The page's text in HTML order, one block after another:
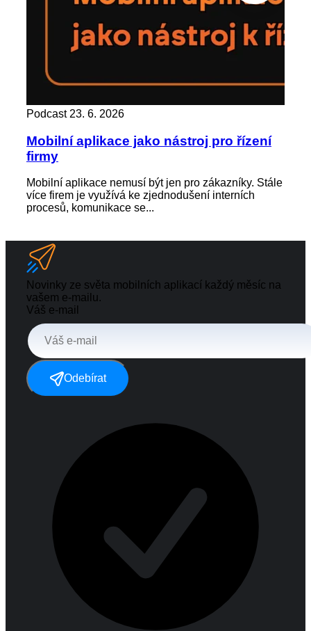
Podcast 23. 6. 2026
Mobilní aplikace jako nástroj pro řízení
firmy
Mobilní aplikace nemusí být jen pro zákazníky. Stále
více firem je využívá ke zjednodušení interních
procesů, komunikace se...
Novinky ze světa mobilních aplikací každý měsíc na
vašem e-mailu.
Váš e-mail
Odebírat